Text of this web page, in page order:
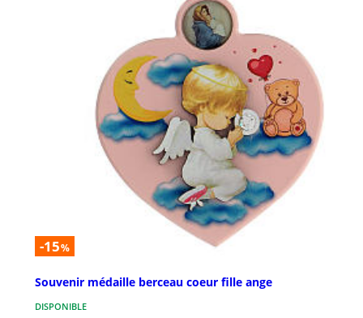
-15%
Souvenir médaille berceau coeur fille ange
DISPONIBLE